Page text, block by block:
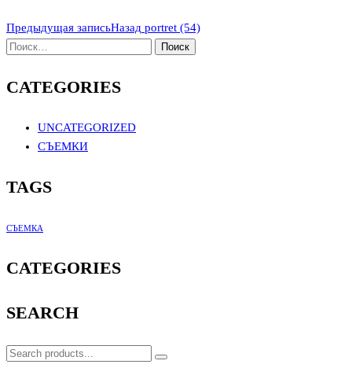
Предыдущая записьНазад portret (54)
CATEGORIES
UNCATEGORIZED
СЪЕМКИ
TAGS
СЪЕМКА
CATEGORIES
SEARCH